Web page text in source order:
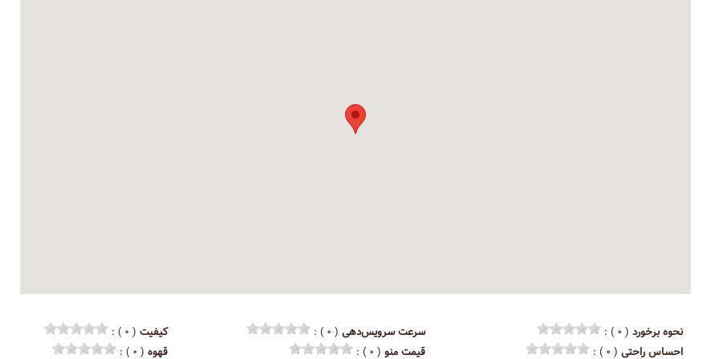
نحوه برخورد ( ۰ ) : سرعت سرویس‌دهی ( ۰ ) : کیفیت ( ۰ ) :
احساس راحتی ( ۰ ) : قیمت منو ( ۰ ) : قهوه ( ۰ ) :